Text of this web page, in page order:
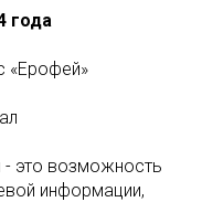
года
«Ерофей»
это возможность
информации,